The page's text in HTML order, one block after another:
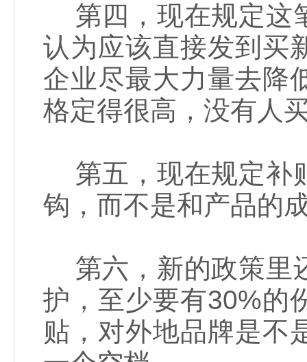
第四，现在规定这
认为应该直接发到买
企业尽最大力量去降
格定得很高，没有人
第五，现在规定补
钩，而不是和产品的
第六，新的政策里
护，至少要有30%的
贴，对外地品牌是不